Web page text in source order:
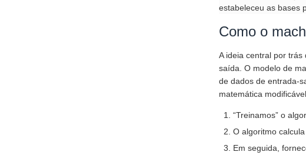
estabeleceu as bases
Como o
A ideia central por
saída. O modelo de
de dados de entrada-
matemática
“Treinamos” o
O algoritmo
Em seguida,